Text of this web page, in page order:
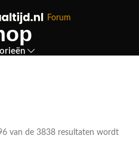
Forum
van de 3838 resultaten wordt